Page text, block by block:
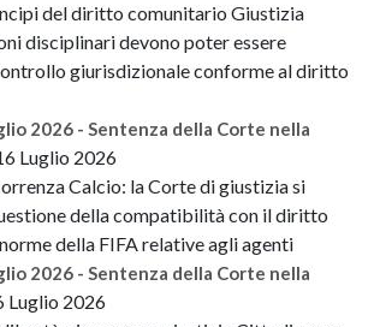
del diritto comunitario Giustizia
disciplinari devono poter essere
giurisdizionale conforme al diritto
2026 - Sentenza della Corte nella
Luglio 2026
Calcio: la Corte di giustizia si
della compatibilità con il diritto
della FIFA relative agli agenti
2026 - Sentenza della Corte nella
Luglio 2026